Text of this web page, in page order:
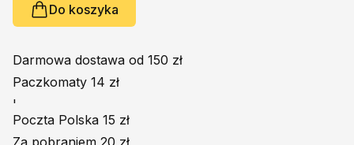
Do koszyka
Darmowa dostawa od 150 zł
Paczkomaty 14 zł
'
Poczta Polska 15 zł
Za pobraniem 20 zł